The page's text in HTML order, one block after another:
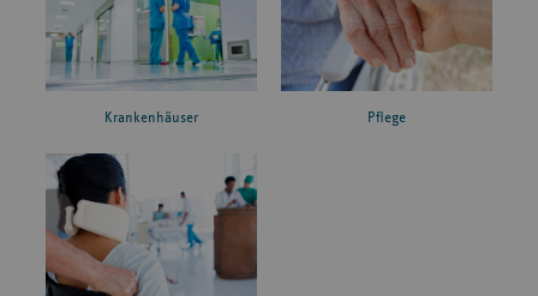
Krankenhäuser Pflege